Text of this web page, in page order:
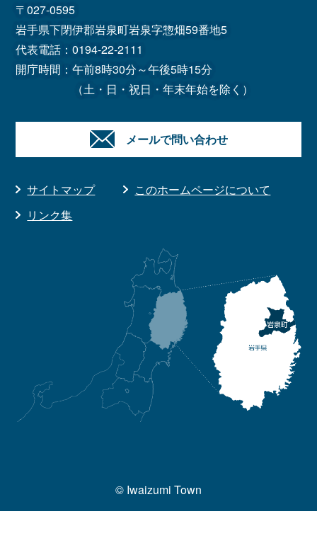
〒027-0595
岩手県下閉伊郡岩泉町岩泉字惣畑59番地5
代表電話：0194-22-2111
開庁時間：午前8時30分～午後5時15分
（土・日・祝日・年末年始を除く）
メールで問い合わせ
サイトマップ
このホームページについて
リンク集
© Iwaizumi Town